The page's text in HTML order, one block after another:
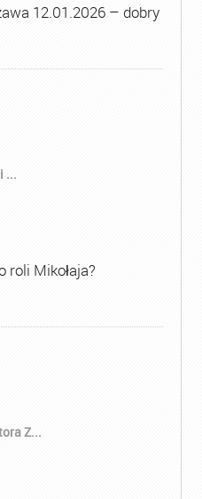
12.01.2026 – dobry
...
roli Mikołaja?
Z...